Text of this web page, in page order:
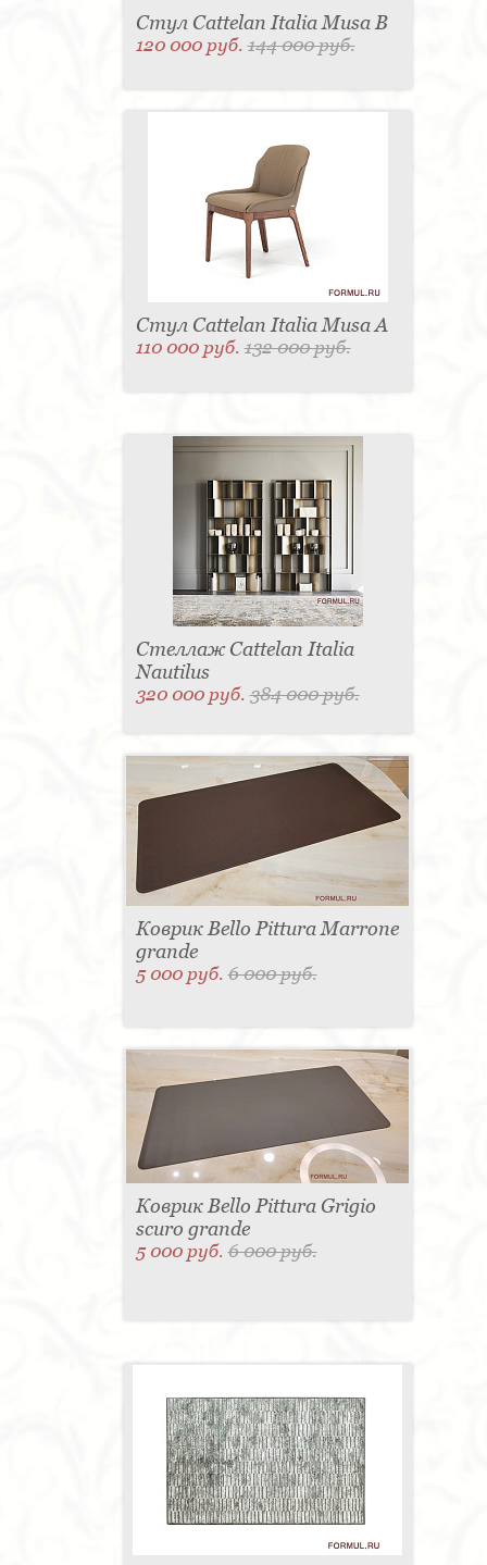
Стул Cattelan Italia Musa B
120 000 руб.144 000 руб.
Стул Cattelan Italia Musa A
110 000 руб.132 000 руб.
Стеллаж Cattelan Italia
Nautilus
320 000 руб.384 000 руб.
Коврик Bello Pittura Marrone
grande
5 000 руб.6 000 руб.
Коврик Bello Pittura Grigio
scuro grande
5 000 руб.6 000 руб.